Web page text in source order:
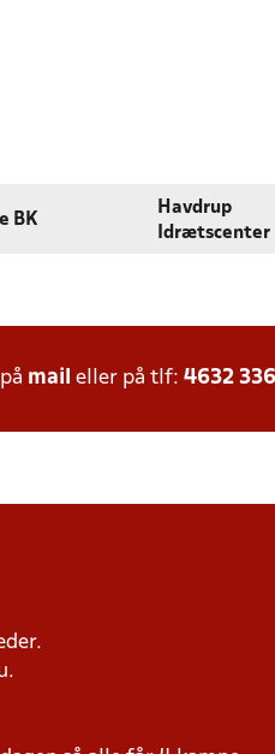
BK
Havdrup
Idrætscenter
mail eller på tlf: 4632